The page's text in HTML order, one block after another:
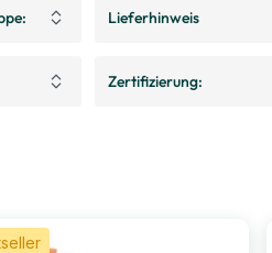
Lieferhinweis
Zertifizierung: